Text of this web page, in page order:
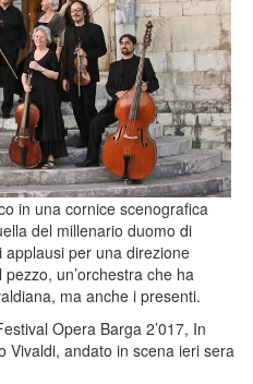
in una cornice scenografica
del millenario duomo di
per una direzione
un’orchestra che ha
ma anche i presenti.
Opera Barga 2’017, In
Vivaldi, andato in scena ieri sera